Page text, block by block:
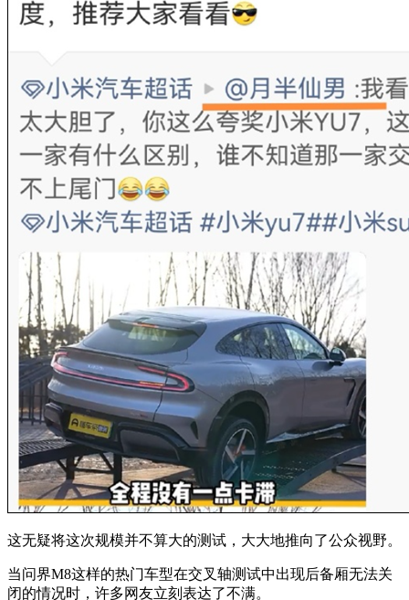
这无疑将这次规模并不算大的测试，大大地推向了公众视野。
当问界M8这样的热门车型在交叉轴测试中出现后备厢无法关
闭的情况时，许多网友立刻表达了不满。